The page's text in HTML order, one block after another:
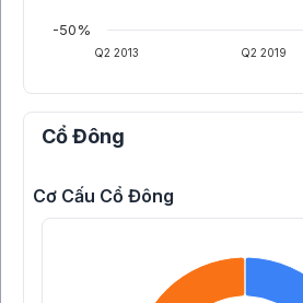
Q2 2013 Q2 2019
-50%
Cổ Đông
Cơ Cấu Cổ Đông